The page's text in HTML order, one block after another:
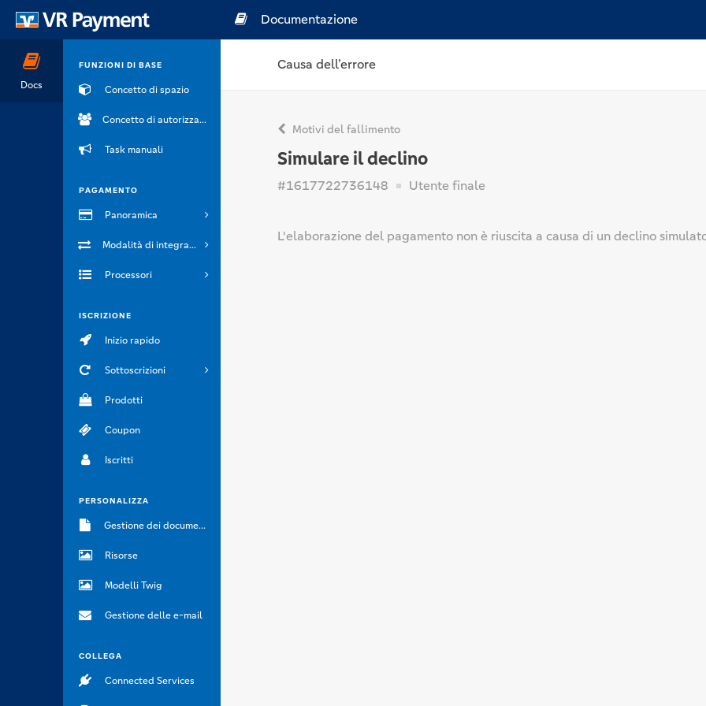
Docs
FUNZIONI DI BASE
Concetto di spazio
Concetto di autorizzazione
Task manuali
PAGAMENTO
Panoramica
Modalità di integrazione
Processori
ISCRIZIONE
Inizio rapido
Sottoscrizioni
Prodotti
Coupon
Iscritti
PERSONALIZZA
Gestione dei documenti
Risorse
Modelli Twig
Gestione delle e-mail
COLLEGA
Connected Services
Documentazione
Causa dell’errore
Motivi del fallimento
Simulare il declino
#1617722736148 Utente finale
L'elaborazione del pagamento non è riuscita a causa di un declino